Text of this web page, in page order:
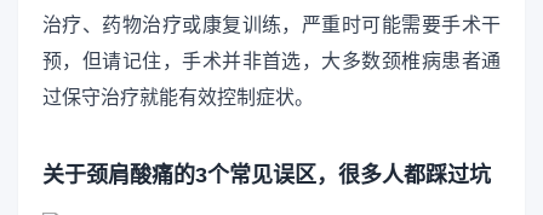
治疗、药物治疗或康复训练，严重时可能需要手术干
预，但请记住，手术并非首选，大多数颈椎病患者通
过保守治疗就能有效控制症状。
关于颈肩酸痛的3个常见误区，很多人都踩过坑